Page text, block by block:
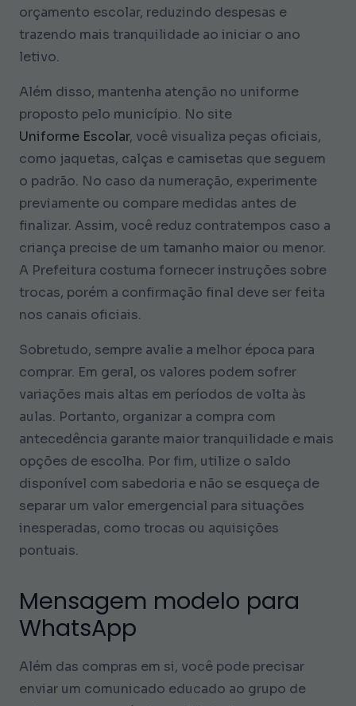
orçamento escolar, reduzindo despesas e
trazendo mais tranquilidade ao iniciar o ano
letivo.
Além disso, mantenha atenção no uniforme
proposto pelo município. No site
Uniforme Escolar, você visualiza peças oficiais,
como jaquetas, calças e camisetas que seguem
o padrão. No caso da numeração, experimente
previamente ou compare medidas antes de
finalizar. Assim, você reduz contratempos caso a
criança precise de um tamanho maior ou menor.
A Prefeitura costuma fornecer instruções sobre
trocas, porém a confirmação final deve ser feita
nos canais oficiais.
Sobretudo, sempre avalie a melhor época para
comprar. Em geral, os valores podem sofrer
variações mais altas em períodos de volta às
aulas. Portanto, organizar a compra com
antecedência garante maior tranquilidade e mais
opções de escolha. Por fim, utilize o saldo
disponível com sabedoria e não se esqueça de
separar um valor emergencial para situações
inesperadas, como trocas ou aquisições
pontuais.
Mensagem modelo para
WhatsApp
Além das compras em si, você pode precisar
enviar um comunicado educado ao grupo de